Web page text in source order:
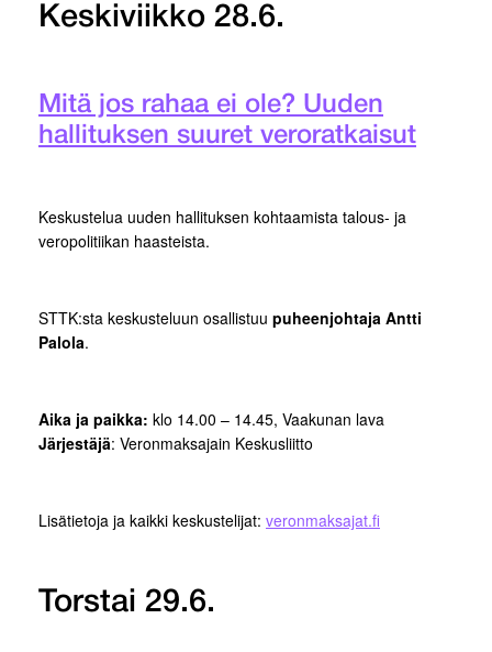
Keskiviikko 28.6.
Mitä jos rahaa ei ole? Uuden
hallituksen suuret veroratkaisut
Keskustelua uuden hallituksen kohtaamista talous- ja
veropolitiikan haasteista.
STTK:sta keskusteluun osallistuu puheenjohtaja Antti
Palola.
Aika ja paikka: klo 14.00 – 14.45, Vaakunan lava
Järjestäjä: Veronmaksajain Keskusliitto
Lisätietoja ja kaikki keskustelijat: veronmaksajat.fi
Torstai 29.6.